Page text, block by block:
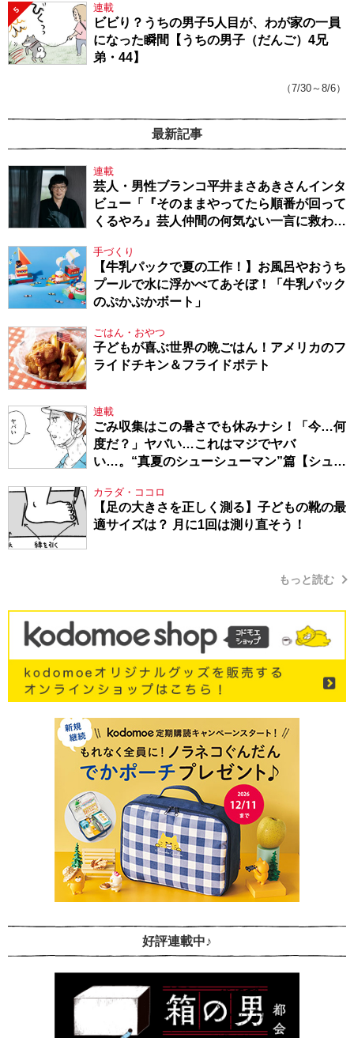
5 連載
ビビり？うちの男子5人目が、わが家の一員
になった瞬間【うちの男子（だんご）4兄
弟・44】
（7/30～8/6）
最新記事
連載
芸人・男性ブランコ平井まさあきさんインタ
ビュー「『そのままやってたら順番が回って
くるやろ』芸人仲間の何気ない一言に救われ
手づくり
【牛乳パックで夏の工作！】お風呂やおうち
プールで水に浮かべてあそぼ！「牛乳パック
のぷかぷかボート」
ごはん・おやつ
子どもが喜ぶ世界の晩ごはん！アメリカのフ
ライドチキン＆フライドポテト
連載
ごみ収集はこの暑さでも休みナシ！「今…何
度だ？」ヤバい…これはマジでヤバ
い…。“真夏のシューシューマン”篇【シュー
カラダ・ココロ
【足の大きさを正しく測る】子どもの靴の最
適サイズは？ 月に1回は測り直そう！
もっと読む
好評連載中♪